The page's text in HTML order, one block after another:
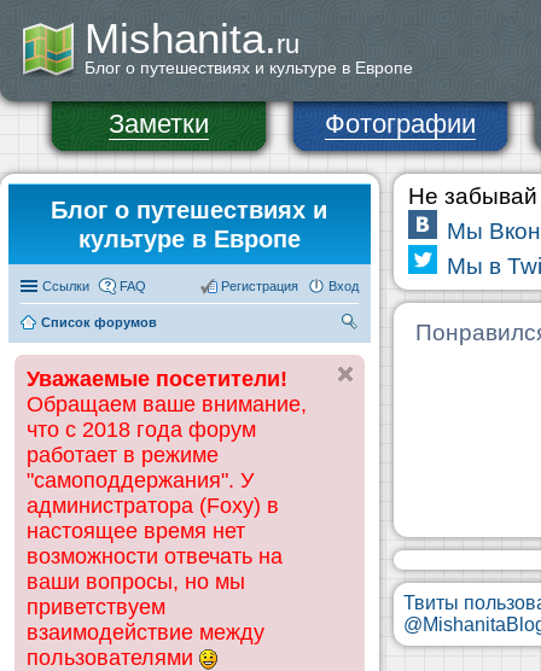
Mishanita.ru
Блог о путешествиях и культуре в Европе
Заметки Фотографии
Блог о путешествиях и
культуре в Европе
Ссылки FAQ Вход
Регистрация
Список форумов
ск
Уважаемые посетители!
Обращаем ваше внимание,
что с 2018 года форум
работает в режиме
"самоподдержания". У
администратора (Foxy) в
настоящее время нет
возможности отвечать на
ваши вопросы, но мы
приветствуем
взаимодействие между
пользователями
Не забывай
Мы
Мы в
Твиты